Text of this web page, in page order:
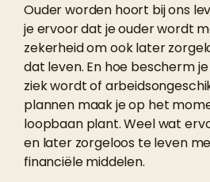
Ouder worden hoort bij ons
je ervoor dat je ouder wordt
zekerheid om ook later
dat leven. En hoe bescherm
ziek wordt of
plannen maak je op het
loopbaan plant. Weel wat
en later zorgeloos te leven
financiële middelen.